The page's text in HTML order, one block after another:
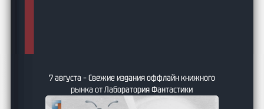
7 августа – Свежие издания оффлайн книжного
рынка от Лаборатория Фантастики